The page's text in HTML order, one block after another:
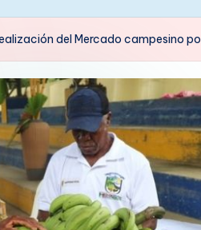
del Mercado campesino